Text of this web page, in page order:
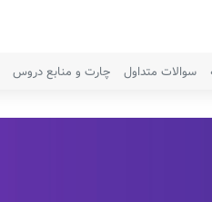
سوالات متداول چارت و منابع دروس